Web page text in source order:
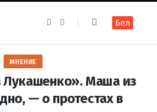
e
k
t
a
m
Бел
МНЕНИЕ
Лукашенко». Маша из
— о протестах в